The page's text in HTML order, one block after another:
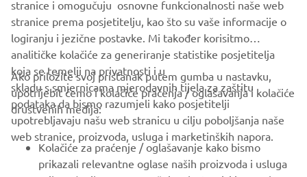
CORPORATE
FOR BUSINESS
stranice i omogučuju osnovne funkcionalnosti naše web
stranice prema posjetitelju, kao što su vaše informacije o
logiranju i jezične postavke. Mi također korisitmo
analitičke kolačiće za generiranje statistike posjetitelja
koja se temelji na privatnosti i u
skladu s smjernicama mjerodavnih tijela za zaštitu
podataka da bismo razumjeli kako posjetitelji
upotrebljavaju našu web stranicu u cilju poboljšanja naše
web stranice, proizvoda, usluga i marketinških napora.
Ako priložite svoj pristanak putem gumba u nastavku,
upotrijebit ćemo i kolačiće praćenja / oglašavanja i kolačiće
društvenih medija:
Kolačiće za praćenje / oglašavanje kako bismo
prikazali relevantne oglase naših proizvoda i usluga